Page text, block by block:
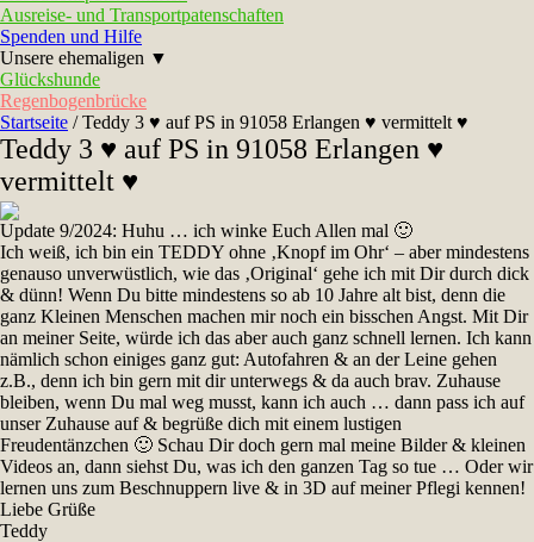
Ausreise- und Transportpatenschaften
Spenden und Hilfe
Unsere ehemaligen ▼
Glückshunde
Regenbogenbrücke
Startseite /Teddy 3 ♥ auf PS in 91058 Erlangen ♥ vermittelt ♥
Teddy 3 ♥ auf PS in 91058 Erlangen ♥
vermittelt ♥
Update 9/2024: Huhu … ich winke Euch Allen mal 🙂
Ich weiß, ich bin ein TEDDY ohne ‚Knopf im Ohr‘ – aber mindestens
genauso unverwüstlich, wie das ‚Original‘ gehe ich mit Dir durch dick
& dünn! Wenn Du bitte mindestens so ab 10 Jahre alt bist, denn die
ganz Kleinen Menschen machen mir noch ein bisschen Angst. Mit Dir
an meiner Seite, würde ich das aber auch ganz schnell lernen. Ich kann
nämlich schon einiges ganz gut: Autofahren & an der Leine gehen
z.B., denn ich bin gern mit dir unterwegs & da auch brav. Zuhause
bleiben, wenn Du mal weg musst, kann ich auch … dann pass ich auf
unser Zuhause auf & begrüße dich mit einem lustigen
Freudentänzchen 🙂 Schau Dir doch gern mal meine Bilder & kleinen
Videos an, dann siehst Du, was ich den ganzen Tag so tue … Oder wir
lernen uns zum Beschnuppern live & in 3D auf meiner Pflegi kennen!
Liebe Grüße
Teddy